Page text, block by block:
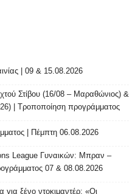
| 09 & 15.08.2026
Στίβου (16/08 – Μαραθώνιος) &
| Τροποποίηση προγράμματος
| Πέμπτη 06.08.2026
League Γυναικών: Μπραν –
07 & 08.08.2026
ξένο ντοκιμαντέρ: «Οι